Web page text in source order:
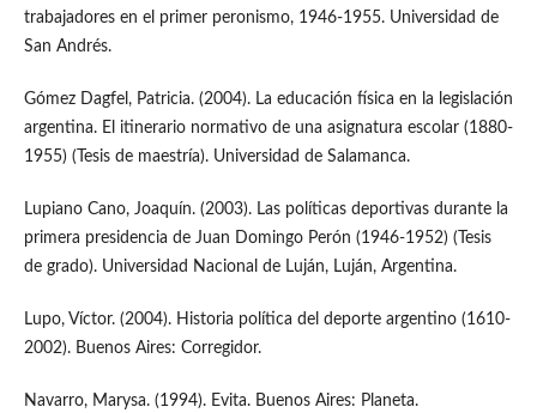
trabajadores en el primer peronismo, 1946-1955. Universidad de
San Andrés.
Gómez Dagfel, Patricia. (2004). La educación física en la legislación
argentina. El itinerario normativo de una asignatura escolar (1880-
1955) (Tesis de maestría). Universidad de Salamanca.
Lupiano Cano, Joaquín. (2003). Las políticas deportivas durante la
primera presidencia de Juan Domingo Perón (1946-1952) (Tesis
de grado). Universidad Nacional de Luján, Luján, Argentina.
Lupo, Víctor. (2004). Historia política del deporte argentino (1610-
2002). Buenos Aires: Corregidor.
Navarro, Marysa. (1994). Evita. Buenos Aires: Planeta.